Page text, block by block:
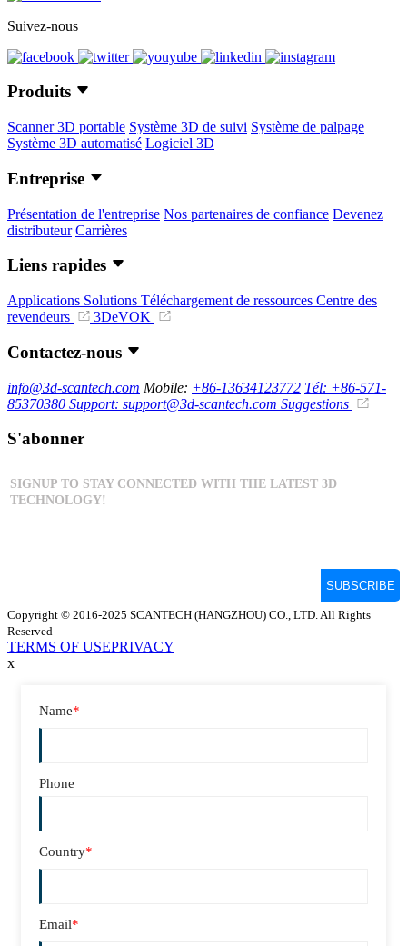
Suivez-nous
Produits
Scanner 3D portable Système 3D de suivi Système de palpage
Système 3D automatisé Logiciel 3D
Entreprise
Présentation de l'entreprise Nos partenaires de confiance Devenez
distributeur Carrières
Liens rapides
Applications Solutions Téléchargement de ressources Centre des
revendeurs
3DeVOK
Contactez-nous
info@3d-scantech.com Mobile: +86-13634123772 Tél: +86-571-
85370380 Support: support@3d-scantech.com Suggestions
S'abonner
Copyright © 2016-2025 SCANTECH (HANGZHOU) CO., LTD. All Rights
Reserved
TERMS OF USEPRIVACY
x
Name*
Phone
Country*
Email*